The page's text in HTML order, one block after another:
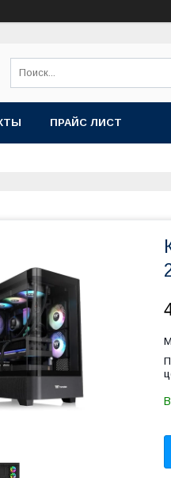
ПРАЙС ЛИСТ